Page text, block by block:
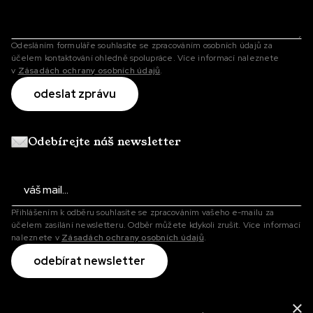
Odesláním formuláře souhlasíte se zpracováním osobních údajů za
účelem kontaktování ohledně spolupráce. Více informací naleznete
v Zásadách ochrany osobních údajů.
Odebírejte náš newsletter
Přihlášením k odběru souhlasíte se zpracováním vašeho e-mailu za
účelem zasílání newsletteru. Odběr můžete kdykoli zrušit. Více informací
naleznete v Zásadách ochrany osobních údajů.
×